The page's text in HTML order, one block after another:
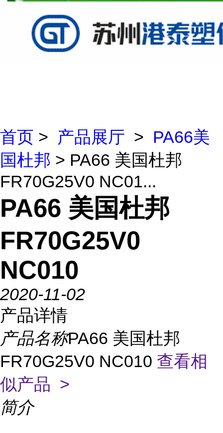
首页 > 产品展厅 > PA66美
国杜邦 > PA66 美国杜邦
FR70G25V0 NC01...
PA66 美国杜邦
FR70G25V0
NC010
2020-11-02
产品详情
产品名称PA66 美国杜邦
FR70G25V0 NC010 查看相
似产品 >
简介